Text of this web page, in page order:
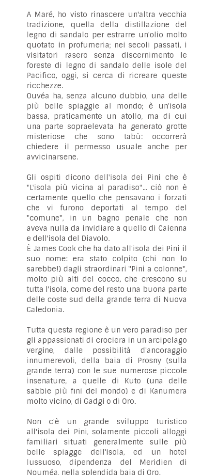
A Maré, ho visto rinascere un'altra vecchia
tradizione, quella della distillazione del
legno di sandalo per estrarre un'olio molto
quotato in profumeria; nei secoli passati, i
visitatori rasero senza discernimento le
foreste di legno di sandalo delle isole del
Pacifico, oggi, si cerca di ricreare queste
ricchezze.
Ouvéa ha, senza alcuno dubbio, una delle
più belle spiaggie al mondo; è un'isola
bassa, praticamente un atollo, ma di cui
una parte sopraelevata ha generato grotte
misteriose che sono tabù: occorrerà
chiedere il permesso usuale anche per
avvicinarsene.
Gli ospiti dicono dell'isola dei Pini che è
"L'isola più vicina al paradiso"... ciò non è
certamente quello che pensavano i forzati
che vi furono deportati al tempo del
"comune", in un bagno penale che non
aveva nulla da invidiare a quello di Caienna
e dell'isola del Diavolo.
È James Cook che ha dato all'isola dei Pini il
suo nome: era stato colpito (chi non lo
sarebbe!) dagli straordinari "Pini a colonne",
molto più alti del cocco, che crescono su
tutta l'isola, come del resto una buona parte
delle coste sud della grande terra di Nuova
Caledonia.
Tutta questa regione è un vero paradiso per
gli appassionati di crociera in un arcipelago
vergine, dalle possibilità d'ancoraggio
innumerevoli, della baia di Prosny (sulla
grande terra) con le sue numerose piccole
insenature, a quelle di Kuto (una delle
sabbie più fini del mondo) e di Kanumera
molto vicino, di Gadgi o di Oro.
Non c'è un grande sviluppo turistico
all'isola dei Pini, solamente piccoli alloggi
familiari situati generalmente sulle più
belle spiagge dell'isola, ed un hotel
lussuoso, dipendenza del Meridien di
Nouméa, nella splendida baia di Oro.